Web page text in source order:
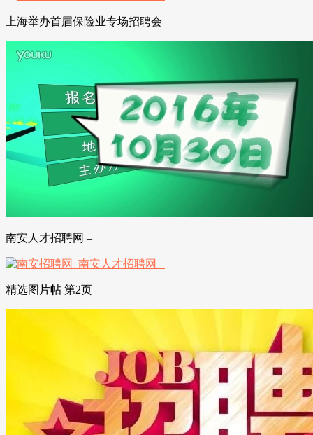
上海举办首届保险业专场招聘会
南安人才招聘网 –
精选图片帖 第2页